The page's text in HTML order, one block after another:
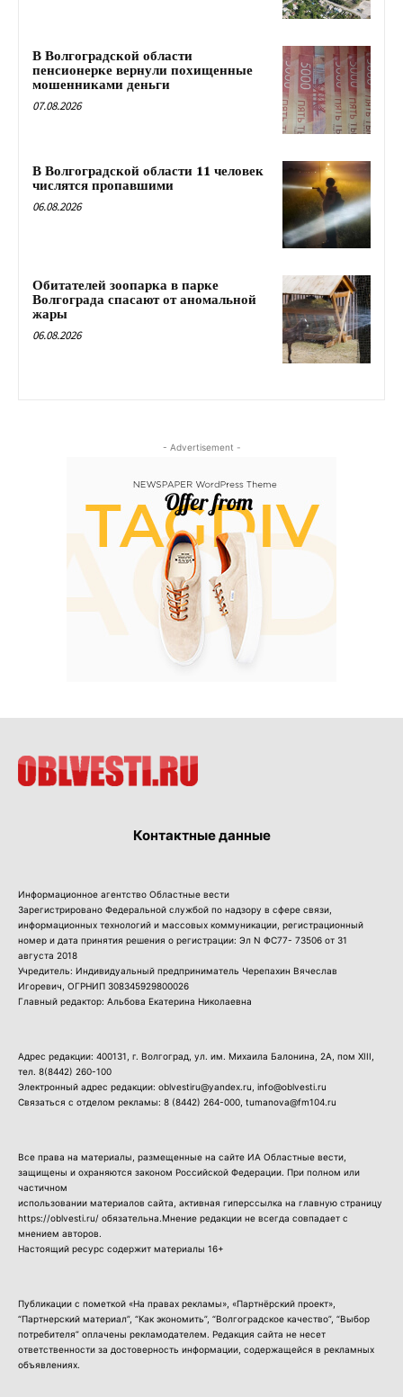
В Волгоградской области
пенсионерке вернули похищенные
мошенниками деньги
07.08.2026
В Волгоградской области 11 человек
числятся пропавшими
06.08.2026
Обитателей зоопарка в парке
Волгограда спасают от аномальной
жары
06.08.2026
- Advertisement -
Контактные данные
Информационное агентство Областные вести
Зарегистрировано Федеральной службой по надзору в сфере связи,
информационных технологий и массовых коммуникации, регистрационный
номер и дата принятия решения о регистрации: Эл N ФС77- 73506 от 31
августа 2018
Учредитель: Индивидуальный предприниматель Черепахин Вячеслав
Игоревич, ОГРНИП 308345929800026
Главный редактор: Альбова Екатерина Николаевна
Адрес редакции: 400131, г. Волгоград, ул. им. Михаила Балонина, 2А, пом XIII,
тел. 8(8442) 260-100
Электронный адрес редакции: oblvestiru@yandex.ru, info@oblvesti.ru
Связаться с отделом рекламы: 8 (8442) 264-000 , tumanova@fm104.ru
Все права на материалы, размещенные на сайте ИА Областные вести,
защищены и охраняются законом Российской Федерации. При полном или
частичном
использовании материалов сайта, активная гиперссылка на главную страницу
https://oblvesti.ru/ обязательна.Мнение редакции не всегда совпадает с
мнением авторов.
Настоящий ресурс содержит материалы 16+
Публикации с пометкой «На правах рекламы», «Партнёрский проект»,
“Партнерский материал”, “Как экономить”, “Волгоградское качество”, “Выбор
потребителя” оплачены рекламодателем. Редакция сайта не несет
ответственности за достоверность информации, содержащейся в рекламных
объявлениях.